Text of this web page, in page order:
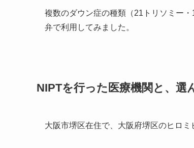
複数のダウン症の種類（21トリソミー
弁で利用してみました。
NIPTを行った医療機関と、選
大阪市堺区在住で、大阪府堺区のヒロ